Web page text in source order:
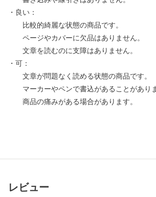
・良い：
比較的綺麗な状態の商品です。
ページやカバーに欠品はありません。
文章を読むのに支障はありません。
・可：
文章が問題なく読める状態の商品です。
マーカーやペンで書込があることがありま
商品の痛みがある場合があります。
レビュー